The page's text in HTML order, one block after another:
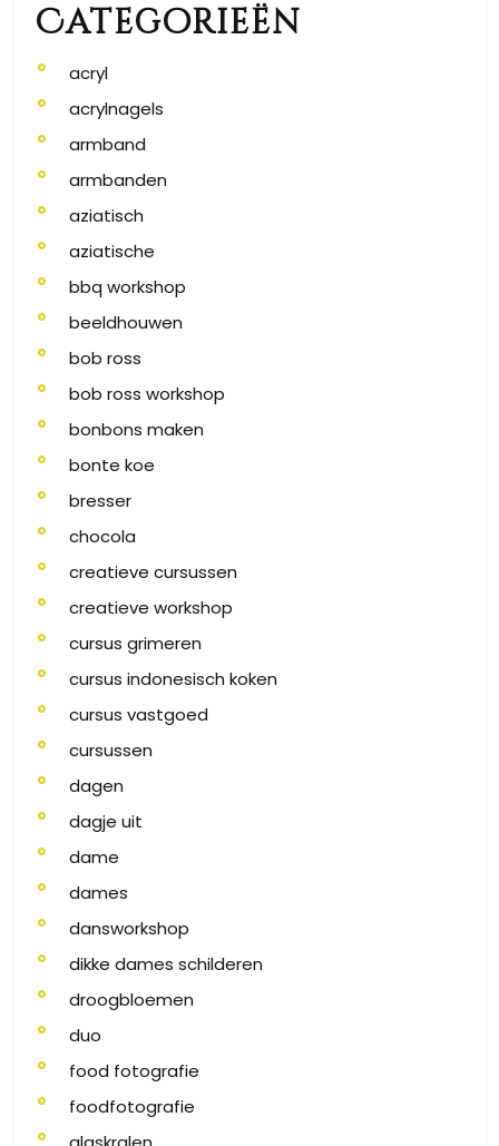
Categorieën
acryl
acrylnagels
armband
armbanden
aziatisch
aziatische
bbq workshop
beeldhouwen
bob ross
bob ross workshop
bonbons maken
bonte koe
bresser
chocola
creatieve cursussen
creatieve workshop
cursus grimeren
cursus indonesisch koken
cursus vastgoed
cursussen
dagen
dagje uit
dame
dames
dansworkshop
dikke dames schilderen
droogbloemen
duo
food fotografie
foodfotografie